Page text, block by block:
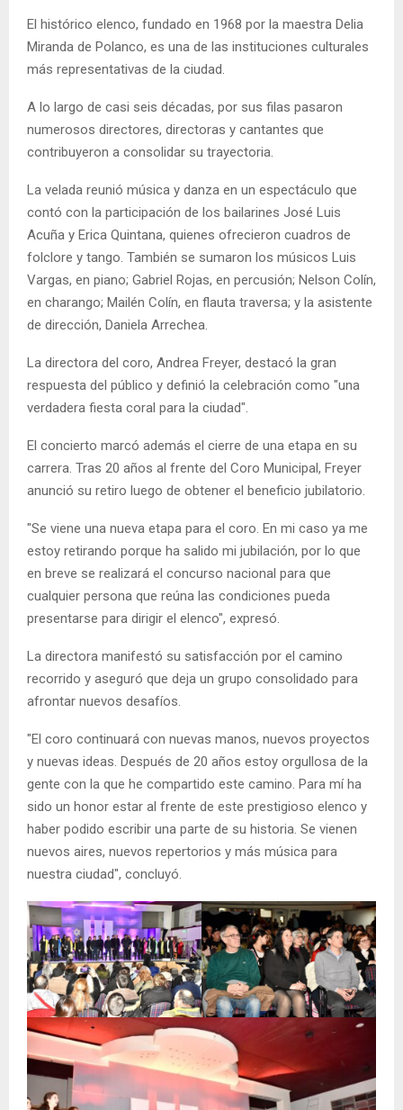
El histórico elenco, fundado en 1968 por la maestra Delia
Miranda de Polanco, es una de las instituciones culturales
más representativas de la ciudad.
A lo largo de casi seis décadas, por sus filas pasaron
numerosos directores, directoras y cantantes que
contribuyeron a consolidar su trayectoria.
La velada reunió música y danza en un espectáculo que
contó con la participación de los bailarines José Luis
Acuña y Erica Quintana, quienes ofrecieron cuadros de
folclore y tango. También se sumaron los músicos Luis
Vargas, en piano; Gabriel Rojas, en percusión; Nelson Colín,
en charango; Mailén Colín, en flauta traversa; y la asistente
de dirección, Daniela Arrechea.
La directora del coro, Andrea Freyer, destacó la gran
respuesta del público y definió la celebración como "una
verdadera fiesta coral para la ciudad".
El concierto marcó además el cierre de una etapa en su
carrera. Tras 20 años al frente del Coro Municipal, Freyer
anunció su retiro luego de obtener el beneficio jubilatorio.
"Se viene una nueva etapa para el coro. En mi caso ya me
estoy retirando porque ha salido mi jubilación, por lo que
en breve se realizará el concurso nacional para que
cualquier persona que reúna las condiciones pueda
presentarse para dirigir el elenco", expresó.
La directora manifestó su satisfacción por el camino
recorrido y aseguró que deja un grupo consolidado para
afrontar nuevos desafíos.
"El coro continuará con nuevas manos, nuevos proyectos
y nuevas ideas. Después de 20 años estoy orgullosa de la
gente con la que he compartido este camino. Para mí ha
sido un honor estar al frente de este prestigioso elenco y
haber podido escribir una parte de su historia. Se vienen
nuevos aires, nuevos repertorios y más música para
nuestra ciudad", concluyó.